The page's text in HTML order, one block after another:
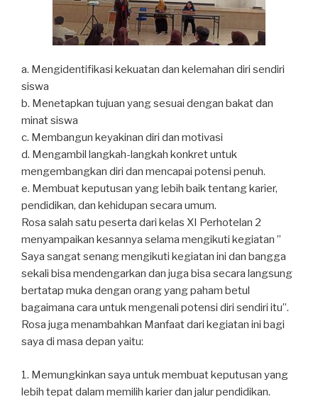
a. Mengidentifikasi kekuatan dan kelemahan diri sendiri
siswa
b. Menetapkan tujuan yang sesuai dengan bakat dan
minat siswa
c. Membangun keyakinan diri dan motivasi
d. Mengambil langkah-langkah konkret untuk
mengembangkan diri dan mencapai potensi penuh.
e. Membuat keputusan yang lebih baik tentang karier,
pendidikan, dan kehidupan secara umum.
Rosa salah satu peserta dari kelas XI Perhotelan 2
menyampaikan kesannya selama mengikuti kegiatan ”
Saya sangat senang mengikuti kegiatan ini dan bangga
sekali bisa mendengarkan dan juga bisa secara langsung
bertatap muka dengan orang yang paham betul
bagaimana cara untuk mengenali potensi diri sendiri itu”.
Rosa juga menambahkan Manfaat dari kegiatan ini bagi
saya di masa depan yaitu:
1. Memungkinkan saya untuk membuat keputusan yang
lebih tepat dalam memilih karier dan jalur pendidikan.